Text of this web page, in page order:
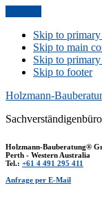
Skip to
Skip to main
Skip to primary
Skip to footer
Holzmann-
Holzmann-Bauberatung®
Perth - Western Australia
Tel.: +61 4 491 295 411
Anfrage per E-Mail